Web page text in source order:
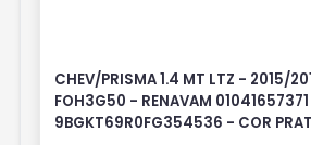
CHEV/PRISMA 1.4 MT LTZ - 2015/
FOH3G50 - RENAVAM
9BGKT69R0FG354536 - COR